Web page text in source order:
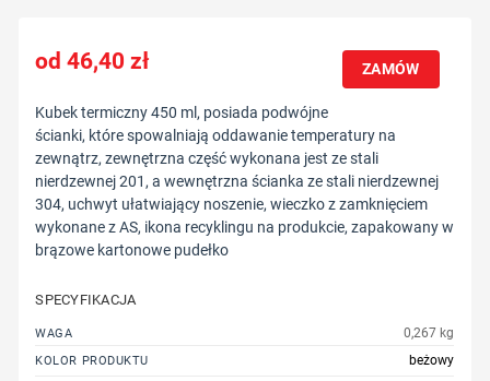
46,40zł ZAMÓW
Kubek termiczny 450 ml, posiada podwójne
ścianki, które spowalniają oddawanie temperatury na
zewnątrz, zewnętrzna część wykonana jest ze stali
nierdzewnej 201, a wewnętrzna ścianka ze stali nierdzewnej
304, uchwyt ułatwiający noszenie, wieczko z zamknięciem
wykonane z AS, ikona recyklingu na produkcie, zapakowany w
brązowe kartonowe pudełko
SPECYFIKACJA
WAGA 0,267 kg
KOLOR PRODUKTU beżowy